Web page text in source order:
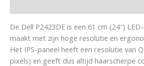
De Dell P2423DE is een 61 cm (24″)
maakt met zijn hoge resolutie en
Het IPS-paneel heeft een resolutie van
pixels) en geeft dus altijd haarscherpe